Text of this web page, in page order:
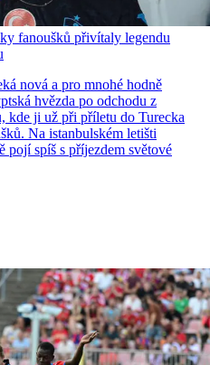
fanoušků přivítaly legendu
nová a pro mnohé hodně
hvězda po odchodu z
kde ji už při příletu do Turecka
Na istanbulském letišti
pojí spíš s příjezdem světové